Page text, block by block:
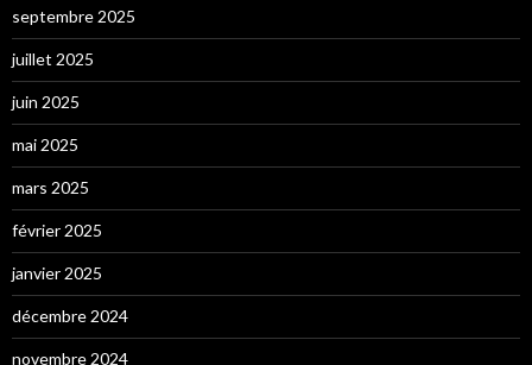
septembre 2025
juillet 2025
juin 2025
mai 2025
mars 2025
février 2025
janvier 2025
décembre 2024
novembre 2024